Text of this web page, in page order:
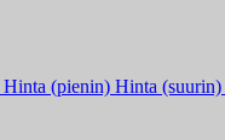
Hinta (pienin) Hinta (suurin)